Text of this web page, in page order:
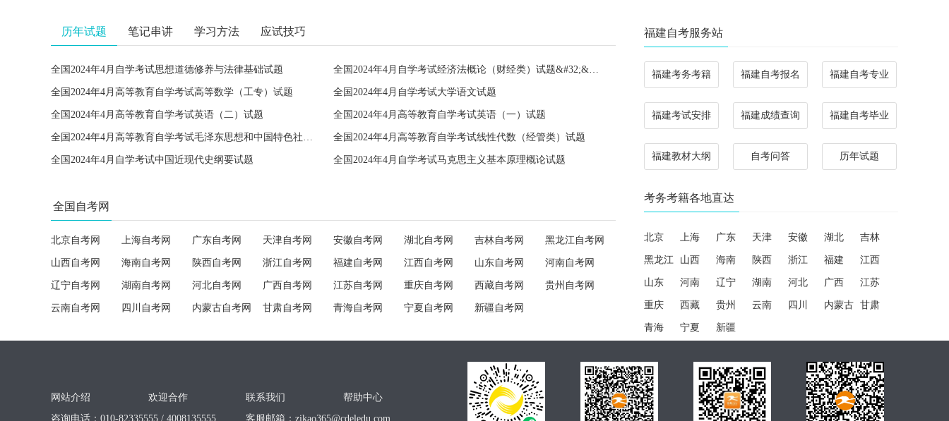
历年试题 笔记串讲 学习方法 应试技巧
全国2024年4月自学考试思想道德修养与法律基础试题 全国2024年4月自学考试经济法概论（财经类）试题&#32;&#32;
全国2024年4月高等教育自学考试高等数学（工专）试题 全国2024年4月自学考试大学语文试题
全国2024年4月高等教育自学考试英语（二）试题 全国2024年4月高等教育自学考试英语（一）试题
全国2024年4月高等教育自学考试毛泽东思想和中国特色社会主义理论体系概论试题 全国2024年4月高等教育自学考试线性代数（经管类）试题
全国2024年4月自学考试中国近现代史纲要试题 全国2024年4月自学考试马克思主义基本原理概论试题
全国自考网
北京自考网 上海自考网 广东自考网 天津自考网 安徽自考网 湖北自考网 吉林自考网 黑龙江自考网
山西自考网 海南自考网 陕西自考网 浙江自考网 福建自考网 江西自考网 山东自考网 河南自考网
辽宁自考网 湖南自考网 河北自考网 广西自考网 江苏自考网 重庆自考网 西藏自考网 贵州自考网
云南自考网 四川自考网 内蒙古自考网 甘肃自考网 青海自考网 宁夏自考网 新疆自考网
福建自考服务站
福建考务考籍 福建自考报名 福建自考专业
福建考试安排 福建成绩查询 福建自考毕业
福建教材大纲 自考问答 历年试题
考务考籍各地直达
北京 上海 广东 天津 安徽 湖北 吉林
黑龙江 山西 海南 陕西 浙江 福建 江西
山东 河南 辽宁 湖南 河北 广西 江苏
重庆 西藏 贵州 云南 四川 内蒙古 甘肃
青海 宁夏 新疆
网站介绍 欢迎合作 联系我们
帮助中心
咨询电话：010-82335555 / 4008135555
客服邮箱： zikao365@cdeledu.com